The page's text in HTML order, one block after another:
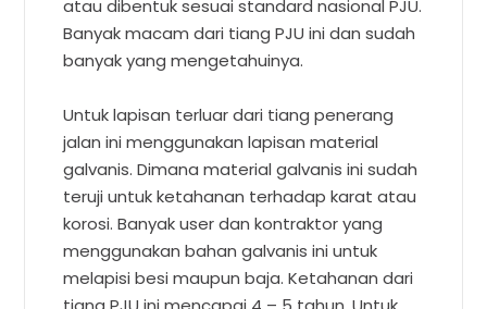
atau dibentuk sesuai standard nasional PJU.
Banyak macam dari tiang PJU ini dan sudah
banyak yang mengetahuinya.
Untuk lapisan terluar dari tiang penerang
jalan ini menggunakan lapisan material
galvanis. Dimana material galvanis ini sudah
teruji untuk ketahanan terhadap karat atau
korosi. Banyak user dan kontraktor yang
menggunakan bahan galvanis ini untuk
melapisi besi maupun baja. Ketahanan dari